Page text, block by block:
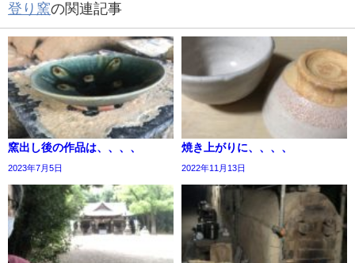
登り窯の関連記事
窯出し後の作品は、、、、
2023年7月5日
焼き上がりに、、、、
2022年11月13日